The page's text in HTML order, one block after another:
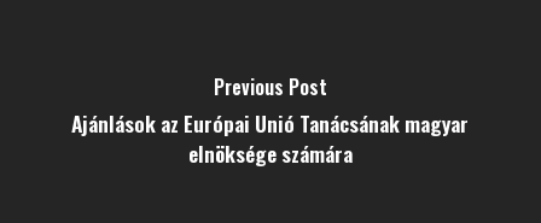
Previous Post
Ajánlások az Európai Unió Tanácsának magyar
elnöksége számára